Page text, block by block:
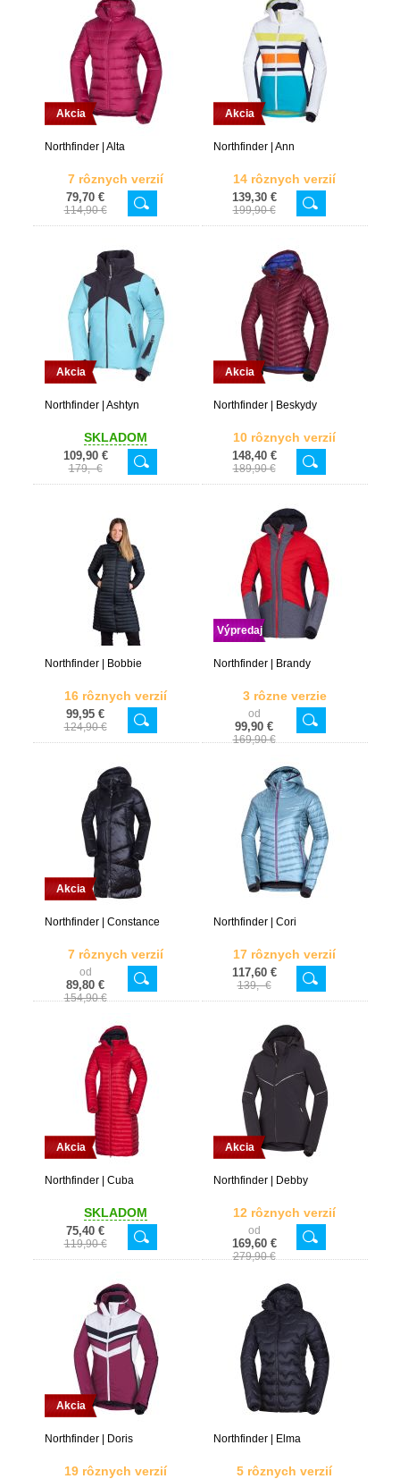
Akcia
Northfinder | Alta
7 rôznych verzií
79,70 €
114,90 €
Akcia
Northfinder | Ann
14 rôznych verzií
139,30 €
199,90 €
Akcia
Northfinder | Ashtyn
SKLADOM
109,90 €
179,- €
Akcia
Northfinder | Beskydy
10 rôznych verzií
148,40 €
189,90 €
Northfinder | Bobbie
16 rôznych verzií
99,95 €
124,90 €
Výpredaj
Northfinder | Brandy
3 rôzne verzie
od
99,90 €
169,90 €
Akcia
Northfinder | Constance
7 rôznych verzií
od
89,80 €
154,90 €
Northfinder | Cori
17 rôznych verzií
117,60 €
139,- €
Akcia
Northfinder | Cuba
SKLADOM
75,40 €
119,90 €
Akcia
Northfinder | Debby
12 rôznych verzií
od
169,60 €
279,90 €
Akcia
Northfinder | Doris
19 rôznych verzií
Northfinder | Elma
5 rôznych verzií